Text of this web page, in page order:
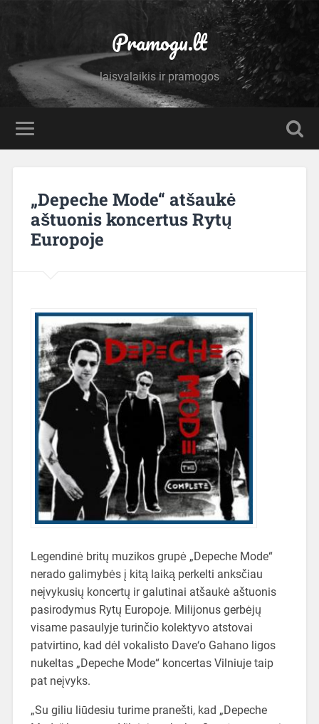
Pramogu.lt
laisvalaikis ir pramogos
„Depeche Mode“ atšaukė
aštuonis koncertus Rytų
Europoje
Legendinė britų muzikos grupė „Depeche Mode“
nerado galimybės į kitą laiką perkelti anksčiau
neįvykusių koncertų ir galutinai atšaukė aštuonis
pasirodymus Rytų Europoje. Milijonus gerbėjų
visame pasaulyje turinčio kolektyvo atstovai
patvirtino, kad dėl vokalisto Dave‘o Gahano ligos
nukeltas „Depeche Mode“ koncertas Vilniuje taip
pat neįvyks.
„Su giliu liūdesiu turime pranešti, kad „Depeche